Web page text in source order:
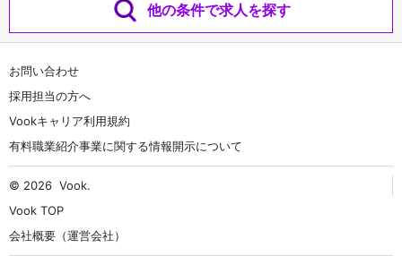
他の条件で求人を探す
お問い合わせ
採用担当の方へ
Vookキャリア利用規約
有料職業紹介事業に関する情報開示について
© 2026 Vook.
Vook TOP
会社概要（運営会社）